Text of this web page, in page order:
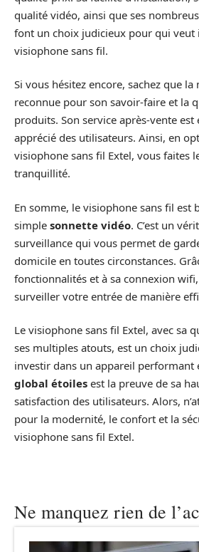
qualité vidéo, ainsi que ses
font un choix judicieux pour qui veut
visiophone sans fil.
Si vous hésitez encore, sachez que la
reconnue pour son savoir-faire et la
produits. Son service après-vente est
apprécié des utilisateurs. Ainsi, en
visiophone sans fil Extel, vous faites
tranquillité.
En somme, le visiophone sans fil est
simple sonnette vidéo. C’est un
surveillance qui vous permet de
domicile en toutes circonstances.
fonctionnalités et à sa connexion
surveiller votre entrée de manière
Le visiophone sans fil Extel, avec sa
ses multiples atouts, est un choix
investir dans un appareil performant
global étoiles est la preuve de sa
satisfaction des utilisateurs. Alors,
pour la modernité, le confort et la
visiophone sans fil Extel.
Ne manquez rien de